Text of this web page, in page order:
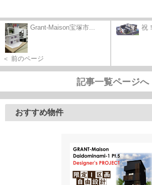
Grant-Maison宝塚市...
＜ 前のページ
祝
記事一覧ページへ
おすすめ物件